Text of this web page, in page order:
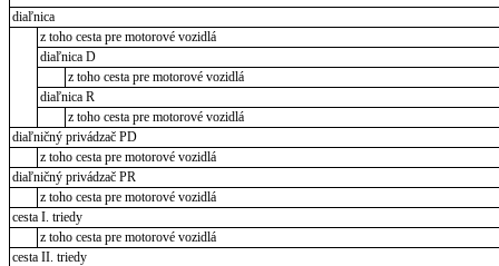
diaľnica
z toho cesta pre motorové vozidlá
diaľnica D
z toho cesta pre motorové vozidlá
diaľnica R
z toho cesta pre motorové vozidlá
diaľničný privádzač PD
z toho cesta pre motorové vozidlá
diaľničný privádzač PR
z toho cesta pre motorové vozidlá
cesta I. triedy
z toho cesta pre motorové vozidlá
cesta II. triedy